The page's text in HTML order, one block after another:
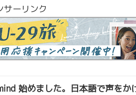
サーリンク
始めました。日本語で声をか